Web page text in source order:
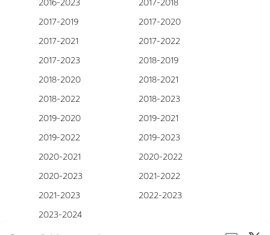
2016-2023
2017-2018
2017-2019
2017-2020
2017-2021
2017-2022
2017-2023
2018-2019
2018-2020
2018-2021
2018-2022
2018-2023
2019-2020
2019-2021
2019-2022
2019-2023
2020-2021
2020-2022
2020-2023
2021-2022
2021-2023
2022-2023
2023-2024